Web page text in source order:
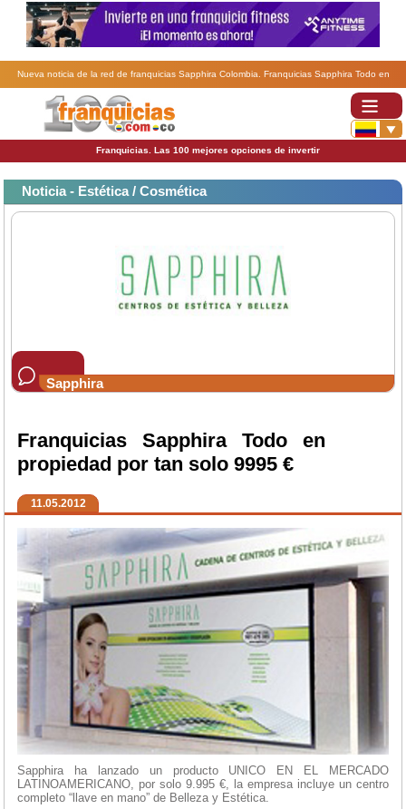
Nueva noticia de la red de franquicias Sapphira Colombia. Franquicias Sapphira Todo en
propiedad por tan solo 9995 €.
Franquicias. Las 100 mejores opciones de invertir
Noticia - Estética / Cosmética
Sapphira
Franquicias Sapphira Todo en
propiedad por tan solo 9995 €
11.05.2012
Sapphira ha lanzado un producto UNICO EN EL MERCADO
LATINOAMERICANO, por solo 9.995 €, la empresa incluye un centro
completo “llave en mano” de Belleza y Estética.